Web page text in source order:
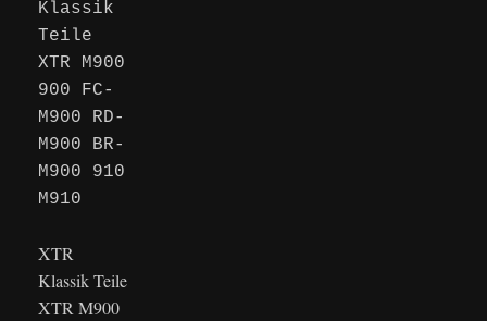
XTR
Klassik Teile
XTR M900